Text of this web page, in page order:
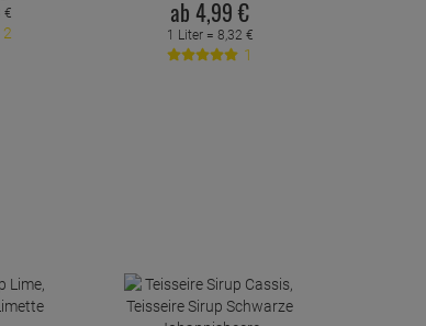
€
2
ab 4,99 €
1 Liter = 8,32 €
1